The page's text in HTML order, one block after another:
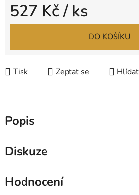
527 Kč/ ks
Měrná cena:
DO KOŠÍKU
Tisk Zeptat se Hlídat
Popis
Diskuze
Hodnocení